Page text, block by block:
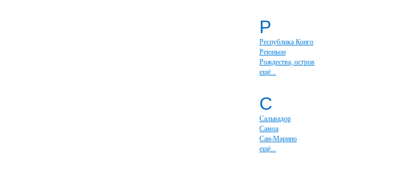
Р
Республика Конго
Реюньон
Рождества, остров
ещё...
С
Сальвадор
Самоа
Сан-Марино
ещё...